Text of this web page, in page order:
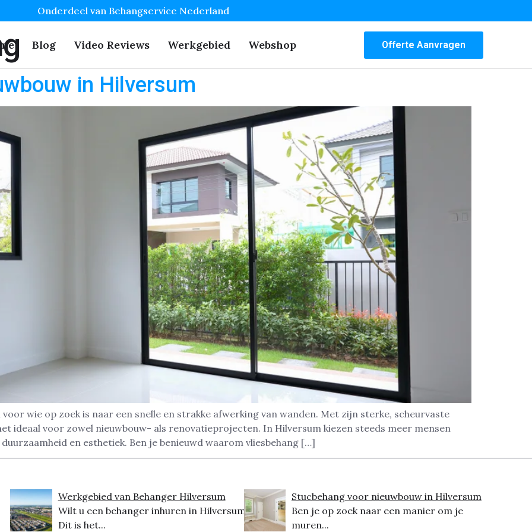
Onderdeel van Behangservice Nederland
Blog Video Reviews Werkgebied Webshop Offerte Aanvragen
in Hilversum
wie op zoek is naar een snelle en strakke afwerking van wanden. Met zijn sterke, scheurvaste
ideaal voor zowel nieuwbouw- als renovatieprojecten. In Hilversum kiezen steeds meer mensen
en esthetiek. Ben je benieuwd waarom vliesbehang […]
Werkgebied van Behanger Hilversum
Wilt u een behanger inhuren in Hilversum?
Dit is het...
Stucbehang voor nieuwbouw in Hilversum
Ben je op zoek naar een manier om je
muren...